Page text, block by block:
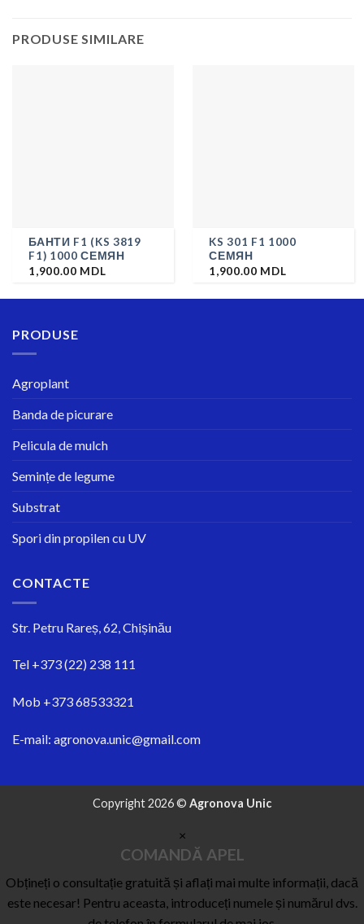
PRODUSE SIMILARE
БАНТИ F1 (KS 3819
F1) 1000 СЕМЯН
1,900.00 MDL
KS 301 F1 1000
СЕМЯН
1,900.00 MDL
PRODUSE
Agroplant
Banda de picurare
Pelicula de mulch
Semințe de legume
Substrat
Spori din propilen cu UV
CONTACTE
Str. Petru Rareș, 62, Chișinău
Tel +373 (22) 238 111
Mob +373 68533321
E-mail: agronova.unic@gmail.com
Copyright 2026 © Agronova Unic
×
COMANDĂ APEL
Obțineți o consultație gratuită și aflați mai multe informații, dacă
este necesar! Pentru aceasta, introduceți numele și numărul dvs.